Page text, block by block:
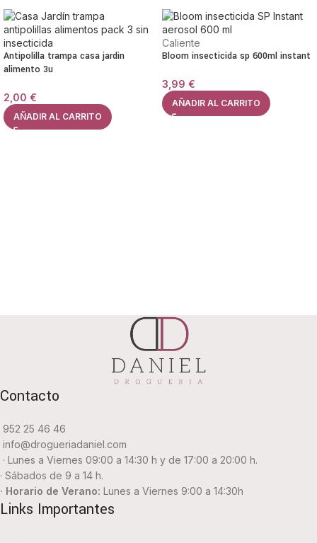
Antipolilla trampa casa jardin
alimento 3u
2,00 €
AÑADIR AL CARRITO
Caliente
Bloom insecticida sp 600ml instant
3,99 €
AÑADIR AL CARRITO
Contacto
952 25 46 46
info@drogueriadaniel.com
· Lunes a Viernes 09:00 a 14:30 h y de 17:00 a 20:00 h.
· Sábados de 9 a 14 h.
· Horario de Verano: Lunes a Viernes 9:00 a 14:30h
Links Importantes